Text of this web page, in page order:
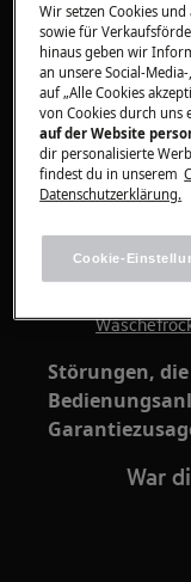
Lösung
Leuchtet
sollte der
gereinigt
Weitere
Störungen,
War
Wir setzen Cookies
sowie für
hinaus geben wir
an unsere Social-
auf „Alle Cookies
von Cookies durch uns
auf der Website
dir personalisierte
findest du in unserem
Datenschutzerklärung.
Cookie-